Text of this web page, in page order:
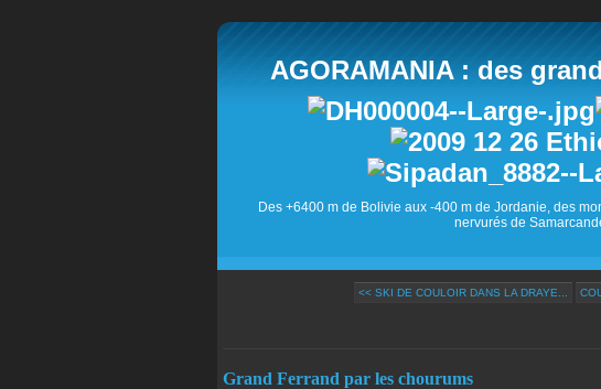
AGORAMANIA : des
Des +6400 m de Bolivie aux -400 m de Jordanie, des
nervurés de
<< SKI DE COULOIR DANS LA DRAYE...
Grand Ferrand par les chourums